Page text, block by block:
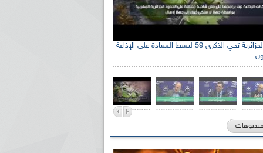
الإذاعة الجزائرية تحي الذكرى 59 لبسط السيادة على الإذاعة